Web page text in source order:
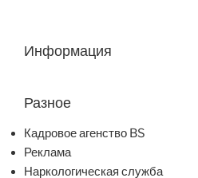
Информация
Разное
Кадровое агенство BS
Реклама
Наркологическая служба